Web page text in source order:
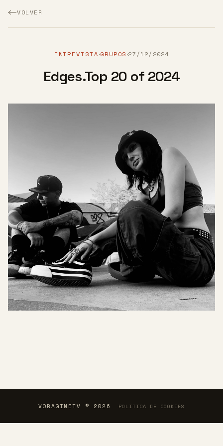
VOLVER
ENTREVISTA·GRUPOS·27/12/2024
Edges.Top 20 of 2024
VORAGINETV © 2026 POLÍTICA DE COOKIES